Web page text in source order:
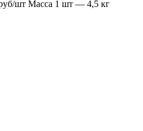
шт Масса 1 шт — 4,5 кг